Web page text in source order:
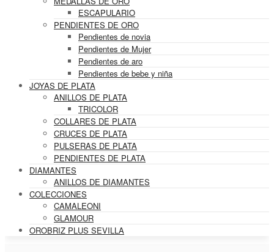
ESCAPULARIO
PENDIENTES DE ORO
Pendientes de novia
Pendientes de Mujer
Pendientes de aro
Pendientes de bebe y niña
JOYAS DE PLATA
ANILLOS DE PLATA
TRICOLOR
COLLARES DE PLATA
CRUCES DE PLATA
PULSERAS DE PLATA
PENDIENTES DE PLATA
DIAMANTES
ANILLOS DE DIAMANTES
COLECCIONES
CAMALEONI
GLAMOUR
OROBRIZ PLUS SEVILLA